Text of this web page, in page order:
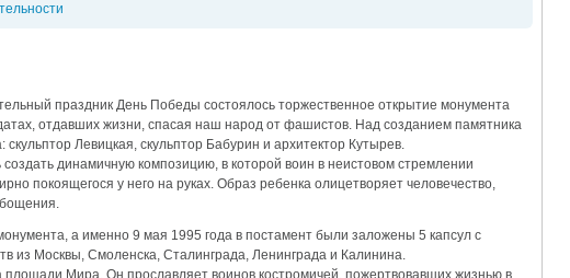
праздник День Победы состоялось торжественное открытие монумента
отдавших жизни, спасая наш народ от фашистов. Над созданием памятника
Левицкая, скульптор Бабурин и архитектор Кутырев.
динамичную композицию, в которой воин в неистовом стремлении
покоящегося у него на руках. Образ ребенка олицетворяет человечество,
а именно 9 мая 1995 года в постамент были заложены 5 капсул с
из Москвы, Смоленска, Сталинграда, Ленинграда и Калинина.
Мира. Он прославляет воинов костромичей, пожертвовавших жизнью в